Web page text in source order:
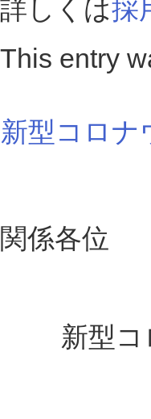
詳しくは採
This entry
新型コロナ
関係各位
新型